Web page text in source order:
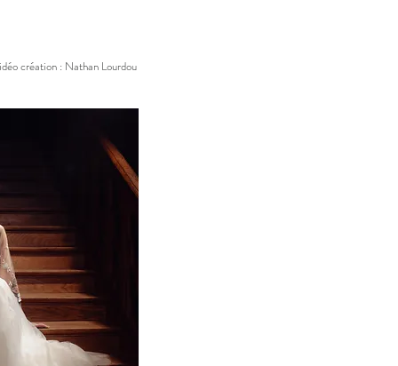
création : Nathan Lourdou